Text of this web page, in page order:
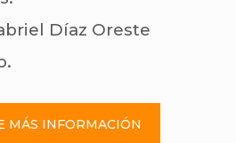
Díaz Oreste
MÁS INFORMACIÓN